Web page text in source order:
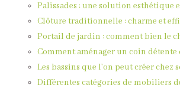
Palissades : une solution esthétique
Clôture traditionnelle : charme et
Portail de jardin : comment bien le
Comment aménager un coin
Les bassins que l’on peut créer chez
Différentes catégories de mobiliers